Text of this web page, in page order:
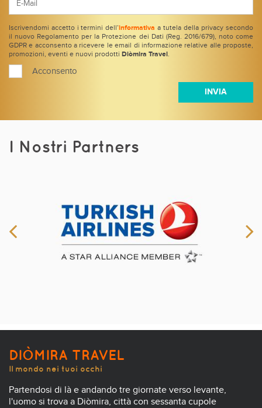
Iscrivendomi accetto i termini dell’ informativa a tutela della privacy secondo
il nuovo Regolamento per la Protezione dei Dati (Reg. 2016/679), noto come
GDPR e acconsento a ricevere le email di informazione relative alle proposte,
promozioni, eventi e nuovi prodotti Diòmira Travel .
Acconsento
I Nostri Partners
DIÒMIRA TRAVEL
Il mondo nei tuoi occhi
Partendosi di là e andando tre giornate verso levante,
l'uomo si trova a Diòmira, città con sessanta cupole